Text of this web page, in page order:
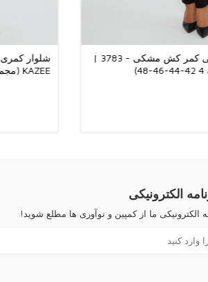
شلوار سنگ پلنگی کمر کش مشکی - 3783 |
KAZEE (مجموعه 4 42-44-46-48)
الکترونیکی
الکترونیکی ما از کمپین و نوآوری ها مطلع شوید!